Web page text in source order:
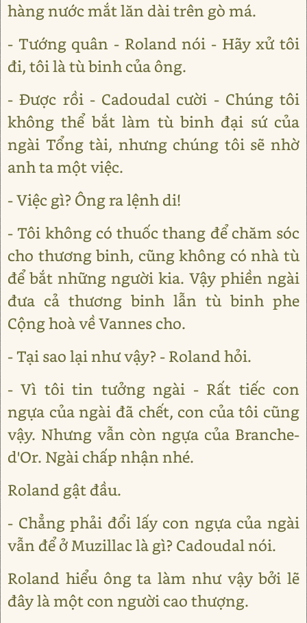
hàng nước mắt lăn dài trên gò má.
- Tướng quân - Roland nói - Hãy xử tôi
đi, tôi là tù binh của ông.
- Được rồi - Cadoudal cười - Chúng tôi
không thể bắt làm tù binh đại sứ của
ngài Tổng tài, nhưng chúng tôi sẽ nhờ
anh ta một việc.
- Việc gì? Ông ra lệnh di!
- Tôi không có thuốc thang để chăm sóc
cho thương binh, cũng không có nhà tù
để bắt những người kia. Vậy phiền ngài
đưa cả thương binh lẫn tù binh phe
Cộng hoà về Vannes cho.
- Tại sao lại như vậy? - Roland hỏi.
- Vì tôi tin tưởng ngài - Rất tiếc con
ngựa của ngài đã chết, con của tôi cũng
vậy. Nhưng vẫn còn ngựa của Branche-
d'Or. Ngài chấp nhận nhé.
Roland gật đầu.
- Chẳng phải đổi lấy con ngựa của ngài
vẫn để ở Muzillac là gì? Cadoudal nói.
Roland hiểu ông ta làm như vậy bởi lẽ
đây là một con người cao thượng.